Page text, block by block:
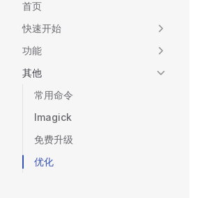
首页
快速开始
功能
其他
常用命令
Imagick
免费升级
优化